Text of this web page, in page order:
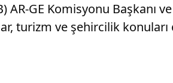
AR-GE Komisyonu Başkanı
turizm ve şehircilik konuları